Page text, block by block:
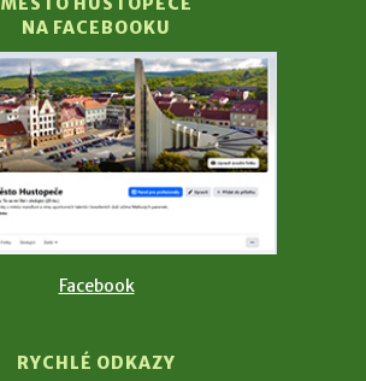
NA FACEBOOKU
Facebook
RYCHLÉ ODKAZY